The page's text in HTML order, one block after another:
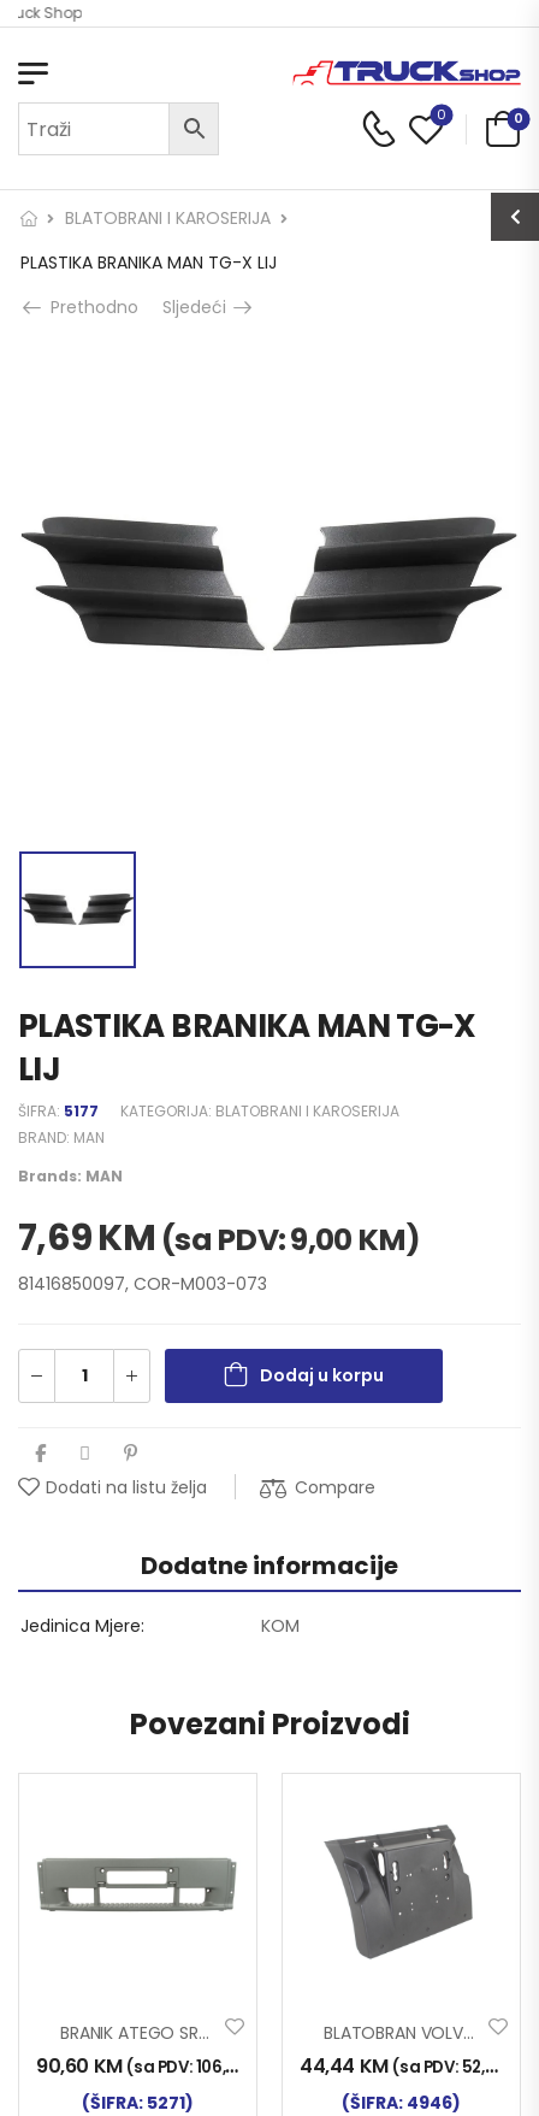
Shop
0 0
BLATOBRANI I KAROSERIJA
PLASTIKA BRANIKA MAN TG-X LIJ
Prethodno
Sljedeći
PLASTIKA BRANIKA MAN TG-X
LIJ
ŠIFRA: 5177 KATEGORIJA: BLATOBRANI I KAROSERIJA
BRAND: MAN
Brands: MAN
7,69KM (sa PDV:9,00 KM)
81416850097, COR-M003-073
Dodaj u korpu
Dodati na listu želja Compare
Dodatne informacije
Jedinica Mjere KOM
Povezani Proizvodi
BRANIK ATEGO SREDNJI DIO ŠIROKI
90,60 KM (sa PDV:106,00
(ŠIFRA: 5271)
BLATOBRAN VOLVO FH3 NAZ. PRED. DIO L+D
44,44 KM (sa PDV: 52,00
(ŠIFRA: 4946)